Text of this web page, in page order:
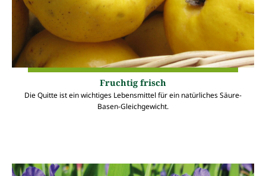
Fruchtig frisch
Die Quitte ist ein wichtiges Lebensmittel für ein natürliches Säure-
Basen-Gleichgewicht.